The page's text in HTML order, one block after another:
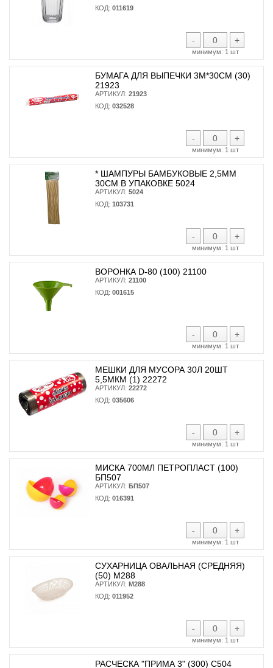
КОД: 011619
- +
минимум: 1 шт
БУМАГА ДЛЯ ВЫПЕЧКИ 3М*30СМ (30)
21923
АРТИКУЛ: 21923
КОД: 032528
- +
минимум: 1 шт
* ШАМПУРЫ БАМБУКОВЫЕ 2,5ММ
30СМ В УПАКОВКЕ 5024
АРТИКУЛ: 5024
КОД: 103731
- +
минимум: 1 шт
ВОРОНКА D-80 (100) 21100
АРТИКУЛ: 21100
КОД: 001615
- +
минимум: 1 шт
МЕШКИ ДЛЯ МУСОРА 30Л 20ШТ
5,5МКМ (1) 22272
АРТИКУЛ: 22272
КОД: 035606
- +
минимум: 1 шт
МИСКА 700МЛ ПЕТРОПЛАСТ (100)
БП507
АРТИКУЛ: БП507
КОД: 016391
- +
минимум: 1 шт
СУХАРНИЦА ОВАЛЬНАЯ (СРЕДНЯЯ)
(50) М288
АРТИКУЛ: М288
КОД: 011952
- +
минимум: 1 шт
РАСЧЕСКА "ПРИМА 3" (300) С504